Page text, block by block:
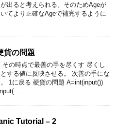
出ると考えられる。そのためAgeが
てより正確なAgeで補完するように
貨の問題
その時点で最善の手を尽くす 尽くし
する値に反映させる。 次善の手にな
1に戻る 硬貨の問題 A=int(input())
…
Tutorial – 2